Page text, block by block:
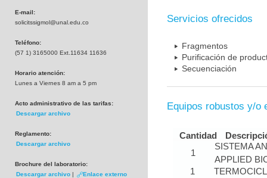
E-mail:
solicitssigmol@unal.edu.co
Teléfono:
(57 1) 3165000 Ext.11634 11636
Horario atención:
Lunes a Viernes 8 am a 5 pm
Acto administrativo de las tarifas:
Descargar archivo
Reglamento:
Descargar archivo
Brochure del laboratorio:
Descargar archivo | Enlace externo
Servicios ofrecidos
Fragmentos
Purificación de
Secuenciación
Equipos robustos y/o
Cantidad
1
SISTEMA
APPLIED
1